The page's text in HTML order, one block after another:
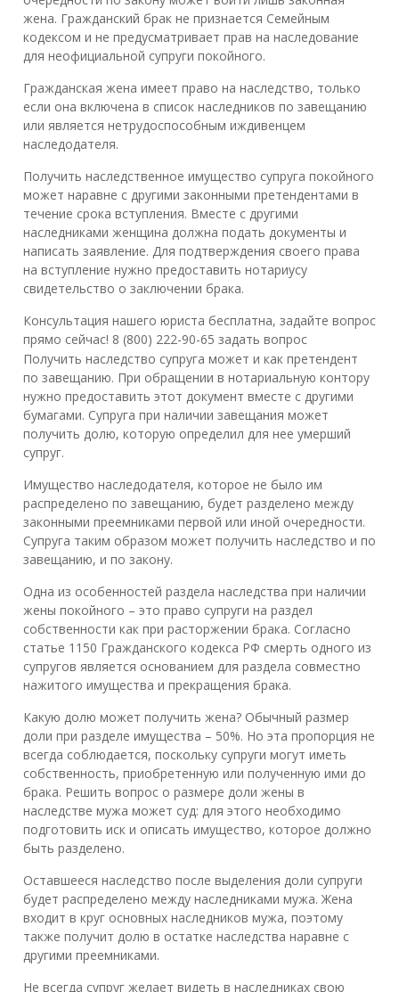
жена. Гражданский брак не признается Семейным
кодексом и не предусматривает прав на наследование
для неофициальной супруги покойного.
Гражданская жена имеет право на наследство, только
если она включена в список наследников по завещанию
или является нетрудоспособным иждивенцем
наследодателя.
Получить наследственное имущество супруга покойного
может наравне с другими законными претендентами в
течение срока вступления. Вместе с другими
наследниками женщина должна подать документы и
написать заявление. Для подтверждения своего права
на вступление нужно предоставить нотариусу
свидетельство о заключении брака.
Консультация нашего юриста бесплатна, задайте вопрос
прямо сейчас! 8 (800) 222-90-65 задать вопрос
Получить наследство супруга может и как претендент
по завещанию. При обращении в нотариальную контору
нужно предоставить этот документ вместе с другими
бумагами. Супруга при наличии завещания может
получить долю, которую определил для нее умерший
супруг.
Имущество наследодателя, которое не было им
распределено по завещанию, будет разделено между
законными преемниками первой или иной очередности.
Супруга таким образом может получить наследство и по
завещанию, и по закону.
Одна из особенностей раздела наследства при наличии
жены покойного – это право супруги на раздел
собственности как при расторжении брака. Согласно
статье 1150 Гражданского кодекса РФ смерть одного из
супругов является основанием для раздела совместно
нажитого имущества и прекращения брака.
Какую долю может получить жена? Обычный размер
доли при разделе имущества – 50%. Но эта пропорция не
всегда соблюдается, поскольку супруги могут иметь
собственность, приобретенную или полученную ими до
брака. Решить вопрос о размере доли жены в
наследстве мужа может суд: для этого необходимо
подготовить иск и описать имущество, которое должно
быть разделено.
Оставшееся наследство после выделения доли супруги
будет распределено между наследниками мужа. Жена
входит в круг основных наследников мужа, поэтому
также получит долю в остатке наследства наравне с
другими преемниками.
Не всегда супруг желает видеть в наследниках свою